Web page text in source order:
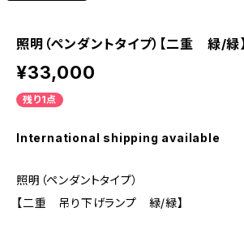
照明（ペンダントタイプ）【二重 緑/緑】
¥33,000
残り1点
International shipping available
照明（ペンダントタイプ）
【二重 吊り下げランプ 緑/緑】